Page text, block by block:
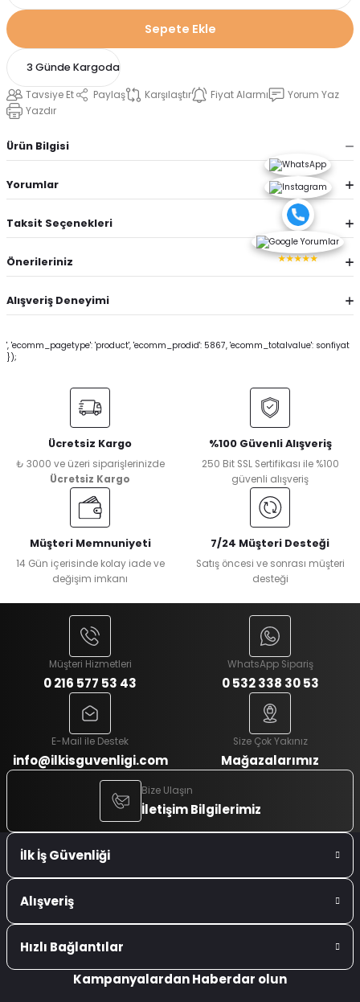
Sepete Ekle
3 Günde Kargoda
Tavsiye Et Paylaş Karşılaştır Fiyat Alarmı
Yorum Yaz
Yazdır
Ürün Bilgisi
Yorumlar
Taksit Seçenekleri
Önerileriniz
Alışveriş Deneyimi
', 'ecomm_pagetype': 'product', 'ecomm_prodid': 5867, 'ecomm_totalvalue': sonfiyat
});
Ücretsiz Kargo
₺ 3000 ve üzeri siparişlerinizde
Ücretsiz Kargo
%100 Güvenli Alışveriş
250 Bit SSL Sertifikası ile %100
güvenli alışveriş
Müşteri Memnuniyeti
14 Gün içerisinde kolay iade ve
değişim imkanı
7/24 Müşteri Desteği
Satış öncesi ve sonrası müşteri
desteği
Müşteri Hizmetleri
0 216 577 53 43
WhatsApp Sipariş
0 532 338 30 53
E-Mail ile Destek
info@ilkisguvenligi.com
Size Çok Yakınız
Mağazalarımız
Bize Ulaşın
İletişim Bilgilerimiz
İlk İş Güvenliği
Alışveriş
Hızlı Bağlantılar
★★★★★
Kampanyalardan Haberdar olun